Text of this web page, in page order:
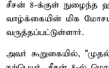
சீசன் 8-க்குள் நுழைந்த
வாழ்க்கையின் மிக
வருத்தப்பட்டுள்ளார்.
அவர் கூறுகையில்,